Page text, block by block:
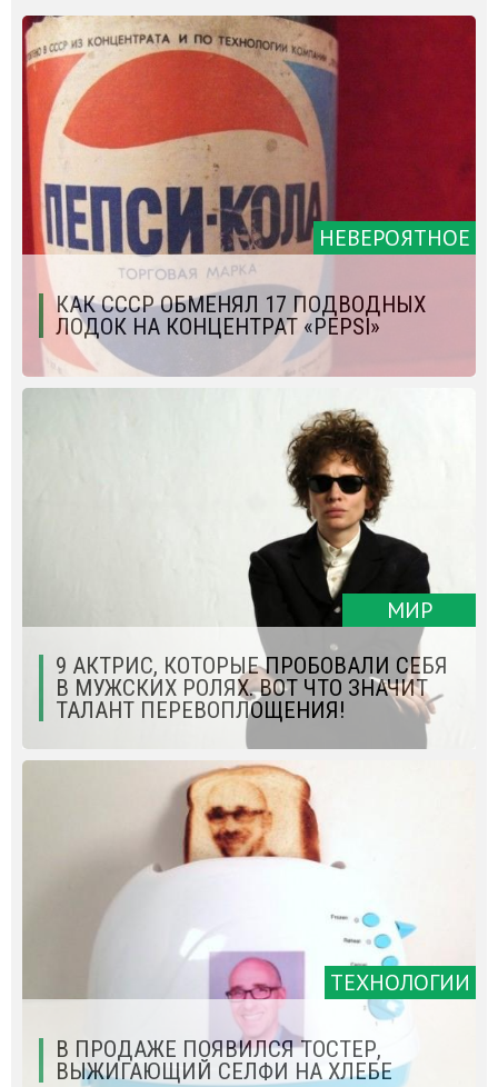
НЕВЕРОЯТНОЕ
КАК СССР ОБМЕНЯЛ 17 ПОДВОДНЫХ
ЛОДОК НА КОНЦЕНТРАТ «PEPSI»
МИР
9 АКТРИС, КОТОРЫЕ ПРОБОВАЛИ СЕБЯ
В МУЖСКИХ РОЛЯХ. ВОТ ЧТО ЗНАЧИТ
ТАЛАНТ ПЕРЕВОПЛОЩЕНИЯ!
ТЕХНОЛОГИИ
В ПРОДАЖЕ ПОЯВИЛСЯ ТОСТЕР,
ВЫЖИГАЮЩИЙ СЕЛФИ НА ХЛЕБЕ